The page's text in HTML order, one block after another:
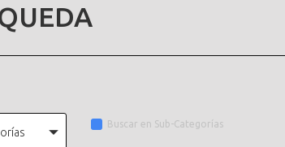
Buscar en Sub-Categorías